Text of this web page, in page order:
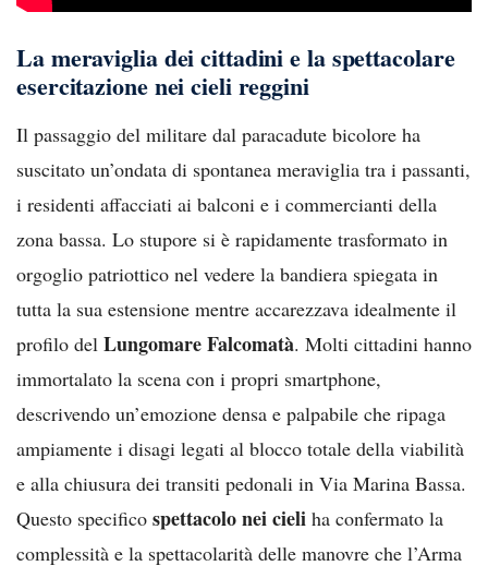
La meraviglia dei cittadini e la spettacolare
esercitazione nei cieli reggini
Il passaggio del militare dal paracadute bicolore ha
suscitato un’ondata di spontanea meraviglia tra i passanti,
i residenti affacciati ai balconi e i commercianti della
zona bassa. Lo stupore si è rapidamente trasformato in
orgoglio patriottico nel vedere la bandiera spiegata in
tutta la sua estensione mentre accarezzava idealmente il
profilo del Lungomare Falcomatà. Molti cittadini hanno
immortalato la scena con i propri smartphone,
descrivendo un’emozione densa e palpabile che ripaga
ampiamente i disagi legati al blocco totale della viabilità
e alla chiusura dei transiti pedonali in Via Marina Bassa.
Questo specifico spettacolo nei cieli ha confermato la
complessità e la spettacolarità delle manovre che l’Arma